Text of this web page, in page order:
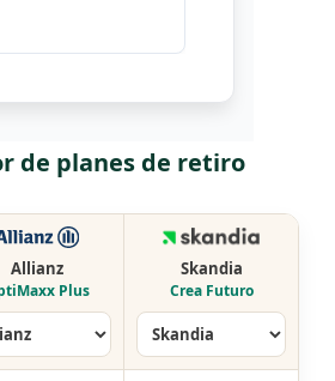
de planes de retiro
Allianz
Plus
Skandia
Crea Futuro